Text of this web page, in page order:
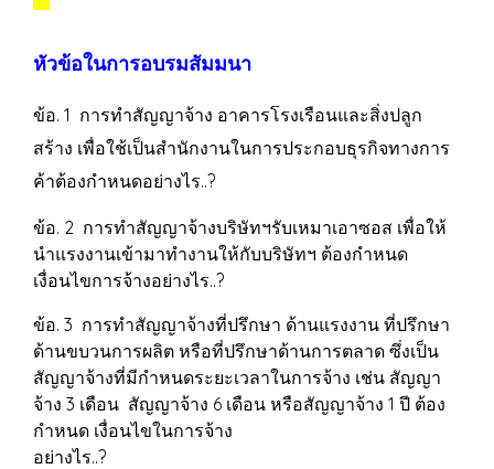
หัวข้อในการอบรมสัมมนา
ข้อ. 1 การทำสัญญาจ้าง อาคารโรงเรือนและสิ่งปลูก
สร้าง เพื่อใช้เป็นสำนักงานในการประกอบธุรกิจทางการ
ค้าต้องกำหนดอย่างไร..?
ข้อ. 2 การทำสัญญาจ้างบริษัทฯรับเหมาเอาซอส เพื่อให้
นำแรงงานเข้ามาทำงานให้กับบริษัทฯ ต้องกำหนด
เงื่อนไขการจ้างอย่างไร..?
ข้อ. 3 การทำสัญญาจ้างที่ปรึกษา ด้านแรงงาน ที่ปรึกษา
ด้านขบวนการผลิต หรือที่ปรึกษาด้านการตลาด ซึ่งเป็น
สัญญาจ้างที่มีกำหนดระยะเวลาในการจ้าง เช่น สัญญา
จ้าง 3 เดือน สัญญาจ้าง 6 เดือน หรือสัญญาจ้าง 1 ปี ต้อง
กำหนด เงื่อนไขในการจ้าง
อย่างไร..?